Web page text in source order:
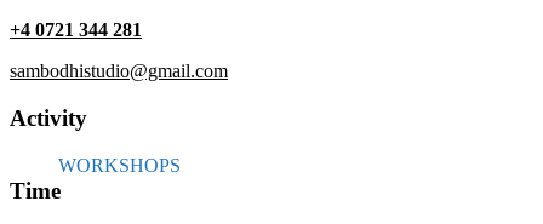
+4 0721 344 281
sambodhistudio@gmail.com
Activity
WORKSHOPS
Time